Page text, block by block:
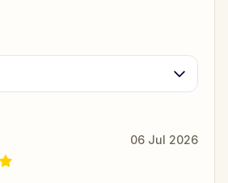
06 Jul 2026